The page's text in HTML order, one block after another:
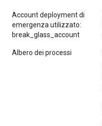
Account deployment di
emergenza utilizzato:
break_glass_account
Albero dei processi